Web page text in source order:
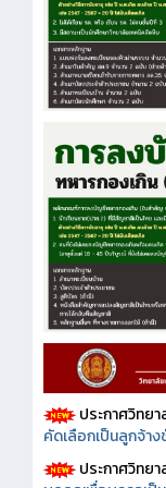
ประกาศวิทย
คัดเลือกเป็นลูกจ้า
ประกาศวิทย